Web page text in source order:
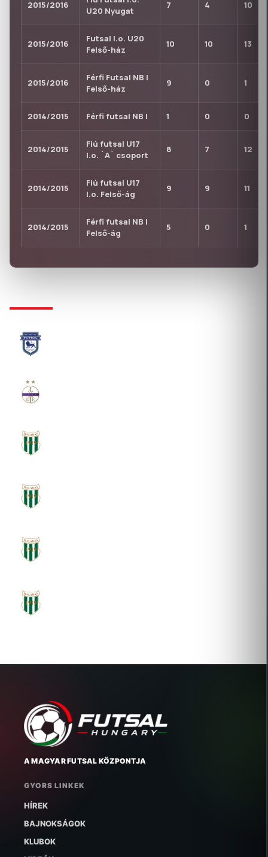
2015/2016
U20 Nyugat
7 4 10
2015/2016
Futsal I.o. U20
Felső-ház
10 10 13
2015/2016
Férfi Futsal NB I
Felső-ház
9 0 1
2014/2015 Férfi futsal NB I 1 0 0
2014/2015
Fiú futsal U17
I.o. `A` csoport
8 7 12
2014/2015
Fiú futsal U17
I.o. Felső-ág
9 9 11
2014/2015
Férfi futsal NB I
Felső-ág
5 0 1
A MAGYAR FUTSAL KÖZPONTJA
GYORS LINKEK
HÍREK
BAJNOKSÁGOK
KLUBOK